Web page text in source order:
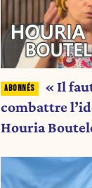
« Il
combattre
Houria